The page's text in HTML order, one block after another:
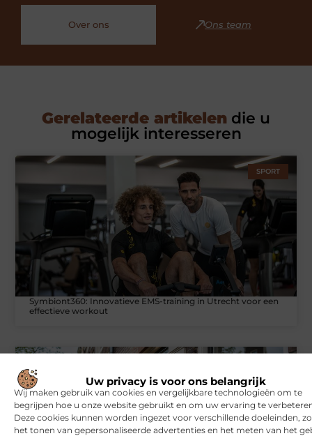
Uw privacy is voor ons belangrijk
Wij maken gebruik van cookies en vergelijkbare technologieën om te
begrijpen hoe u onze website gebruikt en om uw ervaring te
Deze cookies kunnen worden ingezet voor verschillende doeleinden,
het tonen van gepersonaliseerde advertenties en het meten van het
Over ons Ons team
Gerelateerde artikelen die u
mogelijk interesseren
SPORT
Symbiont360: Innovatieve EMS-training in Utrecht voor een
effectieve workout